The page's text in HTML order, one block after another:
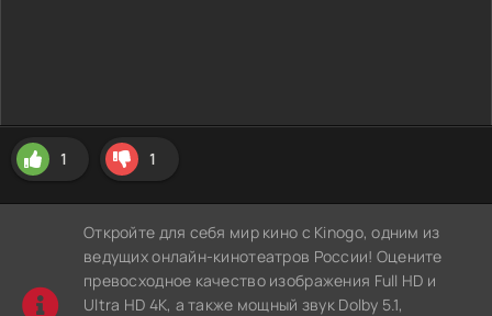
1 1
Откройте для себя мир кино с Kinogo, одним из
ведущих онлайн-кинотеатров России! Оцените
превосходное качество изображения Full HD и
Ultra HD 4K, а также мощный звук Dolby 5.1,